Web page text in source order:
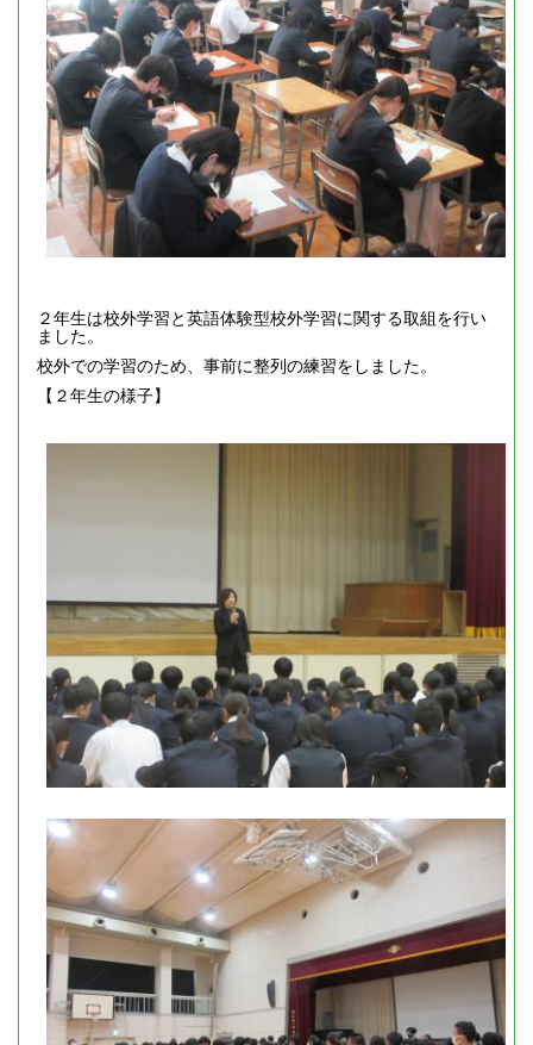
２年生は校外学習と英語体験型校外学習に関する取組を行い
ました。
校外での学習のため、事前に整列の練習をしました。
【２年生の様子】